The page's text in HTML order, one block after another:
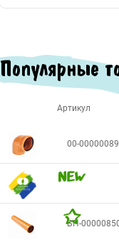
Популярные
Артикул
00-00000089
БП-